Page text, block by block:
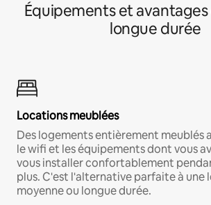
Équipements et avantages
longue durée
Locations meublées
Des logements entièrement meublés
le wifi et les équipements dont vous
vous installer confortablement
plus. C'est l'alternative parfaite à une
moyenne ou longue durée.